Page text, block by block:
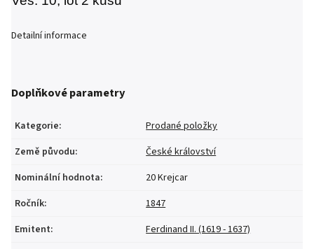
Detailní informace
Doplňkové parametry
Kategorie:
Prodané položky
Země původu:
České království
Nominální hodnota:
20 Krejcar
Ročník:
1847
Emitent:
Ferdinand II. (1619 - 1637)